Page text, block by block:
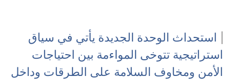
استحداث الوحدة الجديدة يأتي في سياق
استراتيجية تتوخى المواءمة بين احتياجات
الأمن ومخاوف السلامة على الطرقات وداخل